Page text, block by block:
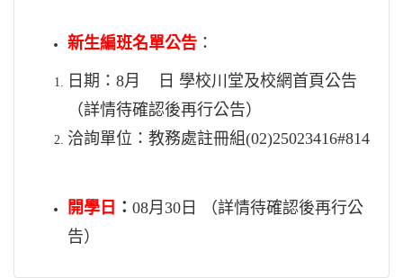
新生編班名單公告 ：
日期：8月 日 學校川堂及校網首頁公告
（詳情待確認後再行公告）
洽詢單位：教務處註冊組(02)25023416#814
開學日 ： 08月30日 （詳情待確認後再行公
告）